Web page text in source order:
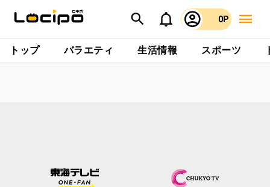
0P
トップ バラエティ 生活情報 スポーツ